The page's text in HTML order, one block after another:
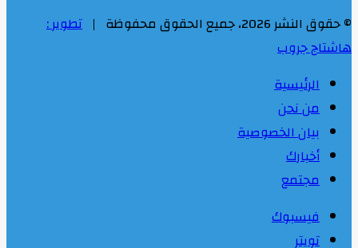
© حقوق النشر 2026، جميع الحقوق محفوظة |
تطوير :
هاشتاج جروب
الرئيسية
من نحن
بيان الخصوصية
أخبارك
مجتمع
فيسبوك
تويتر